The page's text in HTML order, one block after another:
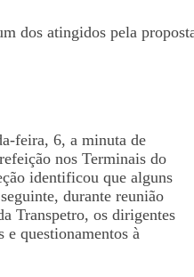
dos atingidos pela
feira, 6, a minuta de
nos Terminais do
identificou que alguns
durante reunião
Transpetro, os dirigentes
e questionamentos à